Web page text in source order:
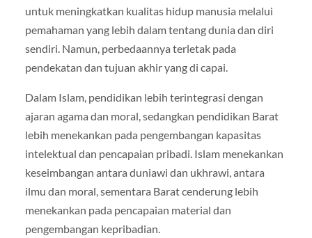
untuk meningkatkan kualitas hidup manusia melalui
pemahaman yang lebih dalam tentang dunia dan diri
sendiri. Namun, perbedaannya terletak pada
pendekatan dan tujuan akhir yang di capai.
Dalam Islam, pendidikan lebih terintegrasi dengan
ajaran agama dan moral, sedangkan pendidikan Barat
lebih menekankan pada pengembangan kapasitas
intelektual dan pencapaian pribadi. Islam menekankan
keseimbangan antara duniawi dan ukhrawi, antara
ilmu dan moral, sementara Barat cenderung lebih
menekankan pada pencapaian material dan
pengembangan kepribadian.